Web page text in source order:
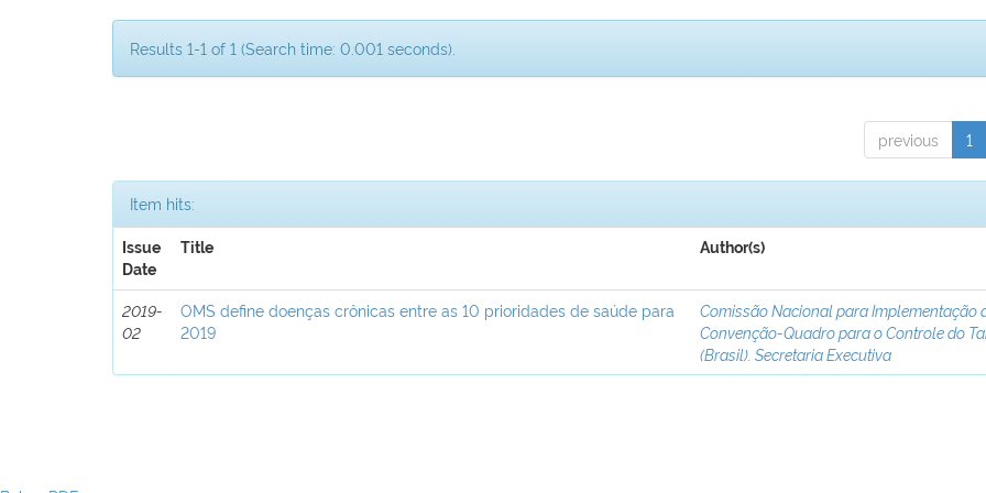
Results 1-1 of 1 (Search time: 0.001 seconds).
previous 1
Item hits:
Issue
Date
Title Author(s)
2019-
02
OMS define doenças crônicas entre as 10 prioridades de saúde para
2019
Comissão Nacional para Implementação
Convenção-Quadro para o Controle do
(Brasil). Secretaria Executiva